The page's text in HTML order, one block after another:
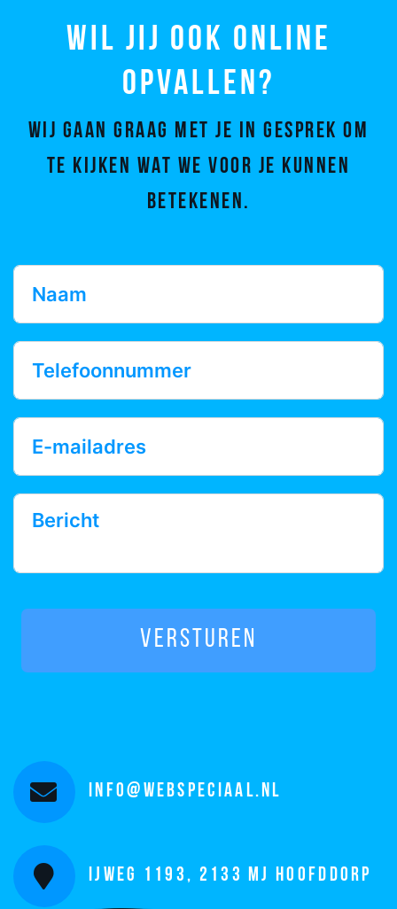
Wil jij ook online
opvallen?
Wij gaan graag met je in gesprek om
te kijken wat we voor je kunnen
betekenen.
Versturen
info@webspeciaal.nl
IJweg 1193, 2133 MJ Hoofddorp